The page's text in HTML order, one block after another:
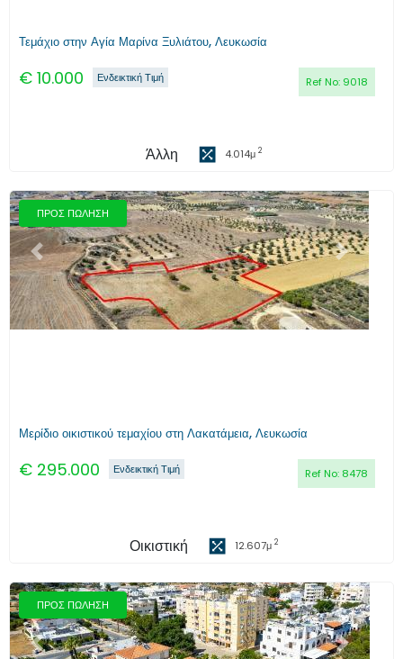
Τεμάχιο στην Αγία Μαρίνα Ξυλιάτου, Λευκωσία
€ 10.000 Ref No: 9018
Ενδεικτική Τιμή
Άλλη 4.014μ 2
ΠΡΟΣ ΠΩΛΗΣΗ
Προηγούμενο Επόμενο
Μερίδιο οικιστικού τεμαχίου στη Λακατάμεια, Λευκωσία
€ 295.000 Ref No: 8478
Ενδεικτική Τιμή
Οικιστική 12.607μ 2
ΠΡΟΣ ΠΩΛΗΣΗ
Προηγούμενο Επόμενο